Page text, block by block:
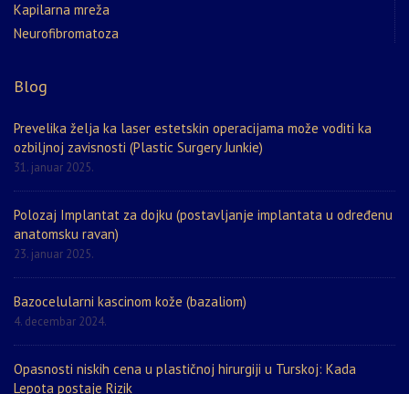
Kapilarna mreža
Neurofibromatoza
Blog
Prevelika želja ka laser estetskin operacijama može voditi ka
ozbiljnoj zavisnosti (Plastic Surgery Junkie)
31. januar 2025.
Polozaj Implantat za dojku (postavljanje implantata u određenu
anatomsku ravan)
23. januar 2025.
Bazocelularni kascinom kože (bazaliom)
4. decembar 2024.
Opasnosti niskih cena u plastičnoj hirurgiji u Turskoj: Kada
Lepota postaje Rizik